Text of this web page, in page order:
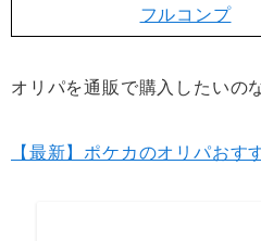
フルコンプ
オリパを通販で購入したいの
【最新】ポケカのオリパおす